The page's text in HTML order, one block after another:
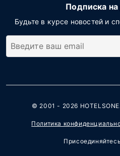
Подписка
Будьте в курсе новостей и
© 2001 - 2026 HOTELSONE
Политика